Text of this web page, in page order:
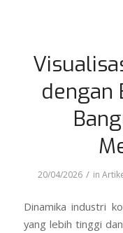
dengan
20/04/2026 / in
Dinamika industri
yang lebih tinggi